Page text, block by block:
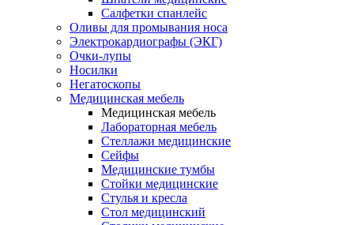
Салфетки спанлейс
Оливы для промывания носа
Электрокардиографы (ЭКГ)
Очки-лупы
Носилки
Негатоскопы
Медицинская мебель
Медицинская мебель
Лабораторная мебель
Стеллажи медицинские
Сейфы
Медицинские тумбы
Стойки медицинские
Cтулья и кресла
Стол медицинский